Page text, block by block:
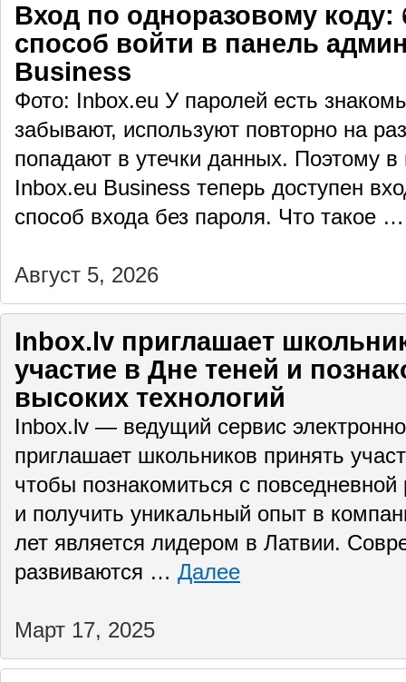
Вход по одноразовому коду:
способ войти в панель
Business
Фото: Inbox.eu У паролей есть
забывают, используют повторно на
попадают в утечки данных. Поэтому в
Inbox.eu Business теперь доступен
способ входа без пароля. Что такое
Август 5, 2026
Inbox.lv приглашает
участие в Дне теней и
высоких технологий
Inbox.lv — ведущий сервис
приглашает школьников принять
чтобы познакомиться с
и получить уникальный опыт в
лет является лидером в Латвии.
развиваются … Далее
Март 17, 2025